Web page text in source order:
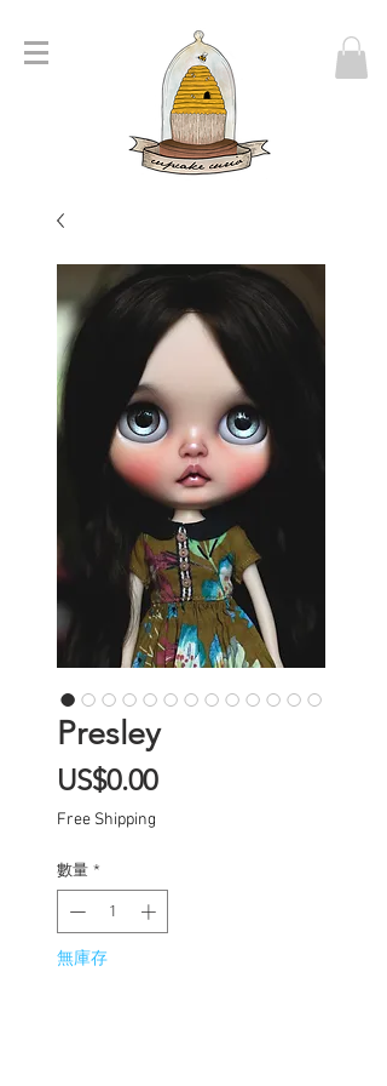
Presley
US$0.00價
Free Shipping
數量 *
無庫存